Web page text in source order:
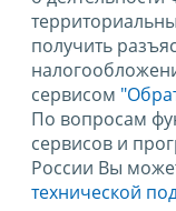
получить
сервисом
По вопросам
сервисов и
России Вы
технической